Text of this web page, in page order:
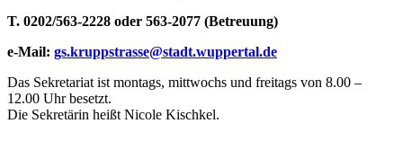
T. 0202/563-2228 oder 563-2077 (Betreuung)
e-Mail: gs.kruppstrasse@stadt.wuppertal.de
Das Sekretariat ist montags, mittwochs und freitags von 8.00 –
12.00 Uhr besetzt.
Die Sekretärin heißt Nicole Kischkel.